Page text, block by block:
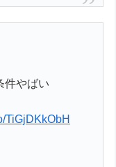
件やばい
TiGjDKkObH